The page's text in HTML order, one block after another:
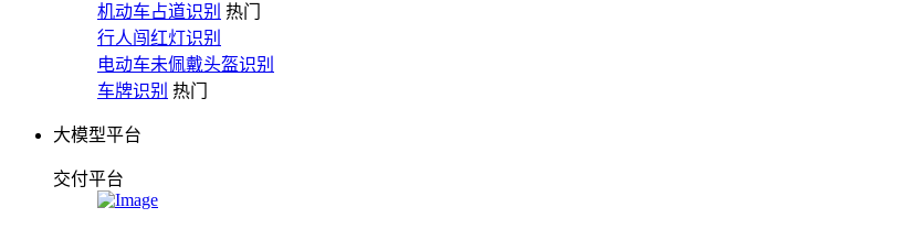
机动车占道识别 热门
行人闯红灯识别
电动车未佩戴头盔识别
车牌识别 热门
大模型平台
交付平台